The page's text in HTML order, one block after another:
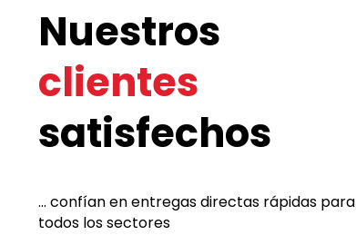
Nuestros
clientes
satisfechos
... confían en entregas directas rápidas para
todos los sectores